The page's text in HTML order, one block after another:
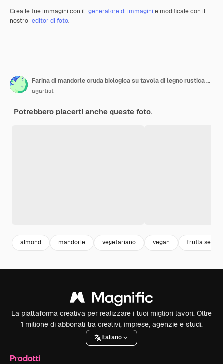
Crea le tue immagini con il generatore di immagini e modificale con il
nostro editor di foto.
Farina di mandorle cruda biologica su tavola di legno rustica cibo senza glutine
agartist
Potrebbero piacerti anche queste foto.
almond mandorle vegetariano vegan frutta secca
La piattaforma creativa per realizzare i tuoi migliori lavori. Oltre
1 milione di abbonati tra creativi, imprese, agenzie e studi.
Italiano
Prodotti